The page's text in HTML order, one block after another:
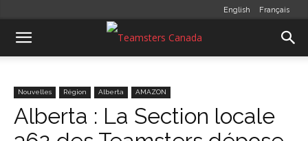
English Français
Nouvelles Région Alberta AMAZON
Alberta : La Section locale